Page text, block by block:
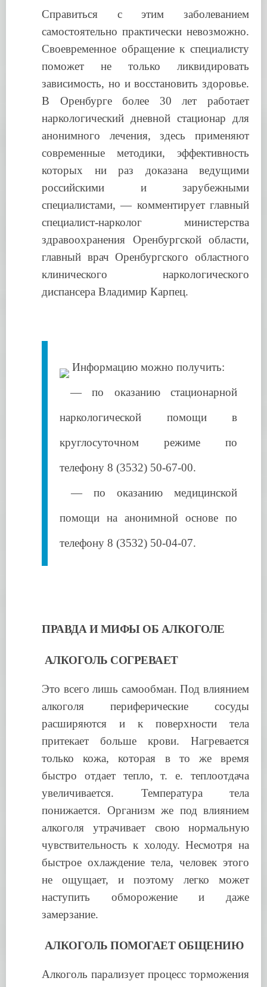
Справиться с этим заболеванием
самостоятельно практически невозможно.
Своевременное обращение к специалисту
поможет не только ликвидировать
зависимость, но и восстановить здоровье.
В Оренбурге более 30 лет работает
наркологический дневной стационар для
анонимного лечения, здесь применяют
современные методики, эффективность
которых ни раз доказана ведущими
российскими и зарубежными
специалистами, — комментирует главный
специалист-нарколог министерства
здравоохранения Оренбургской области,
главный врач Оренбургского областного
клинического наркологического
диспансера Владимир Карпец.
Информацию можно получить:
— по оказанию стационарной
наркологической помощи в
круглосуточном режиме по
телефону 8 (3532) 50-67-00.
— по оказанию медицинской
помощи на анонимной основе по
телефону 8 (3532) 50-04-07.
ПРАВДА И МИФЫ ОБ АЛКОГОЛЕ
АЛКОГОЛЬ СОГРЕВАЕТ
Это всего лишь самообман. Под влиянием
алкоголя периферические сосуды
расширяются и к поверхности тела
притекает больше крови. Нагревается
только кожа, которая в то же время
быстро отдает тепло, т. е. теплоотдача
увеличивается. Температура тела
понижается. Организм же под влиянием
алкоголя утрачивает свою нормальную
чувствительность к холоду. Несмотря на
быстрое охлаждение тела, человек этого
не ощущает, и поэтому легко может
наступить обморожение и даже
замерзание.
АЛКОГОЛЬ ПОМОГАЕТ ОБЩЕНИЮ
Алкоголь парализует процесс торможения